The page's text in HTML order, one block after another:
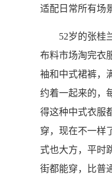
适配日常所有场
52岁的张桂兰
布料市场淘完衣
袖和中式裙裤，
约着一起来的，
得这种中式衣服
穿，现在不一样
式也大方，平时
街都能穿，比普